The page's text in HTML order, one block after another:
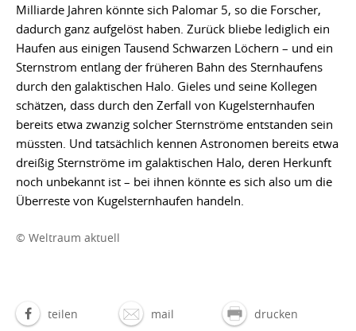
Milliarde Jahren könnte sich Palomar 5, so die Forscher,
dadurch ganz aufgelöst haben. Zurück bliebe lediglich ein
Haufen aus einigen Tausend Schwarzen Löchern – und ein
Sternstrom entlang der früheren Bahn des Sternhaufens
durch den galaktischen Halo. Gieles und seine Kollegen
schätzen, dass durch den Zerfall von Kugelsternhaufen
bereits etwa zwanzig solcher Sternströme entstanden sein
müssten. Und tatsächlich kennen Astronomen bereits etwa
dreißig Sternströme im galaktischen Halo, deren Herkunft
noch unbekannt ist – bei ihnen könnte es sich also um die
Überreste von Kugelsternhaufen handeln.
© Weltraum aktuell
teilen mail drucken